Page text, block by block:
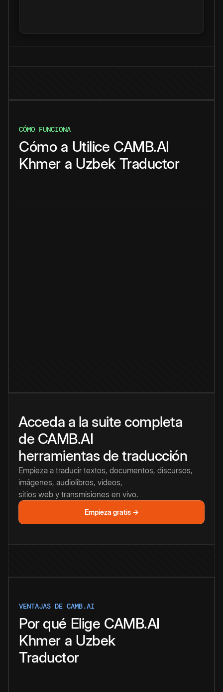
CÓMO FUNCIONA
Cómo a Utilice CAMB.AI
Khmer a Uzbek Traductor
Acceda a la suite completa
de CAMB.AI
herramientas de traducción
Empieza a traducir textos, documentos, discursos,
imágenes, audiolibros, vídeos,
sitios web y transmisiones en vivo.
Empieza gratis →
VENTAJAS DE CAMB.AI
Por qué Elige CAMB.AI
Khmer a Uzbek
Traductor